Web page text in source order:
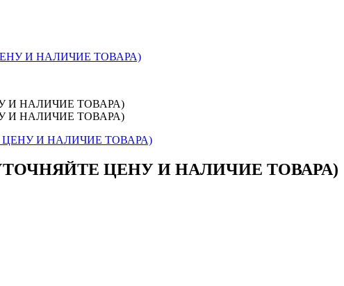
ЦЕНУ И НАЛИЧИЕ ТОВАРА)
(УТОЧНЯЙТЕ ЦЕНУ И НАЛИЧИЕ ТОВАРА)